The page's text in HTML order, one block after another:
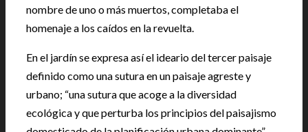
nombre de uno o más muertos, completaba el
homenaje a los caídos en la revuelta.
En el jardín se expresa así el ideario del tercer paisaje
definido como una sutura en un paisaje agreste y
urbano; “una sutura que acoge a la diversidad
ecológica y que perturba los principios del paisajismo